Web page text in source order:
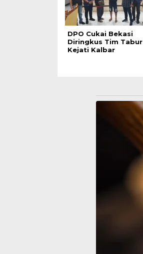
DPO Cukai Bekasi
Diringkus Tim Tabur
Kejati Kalbar